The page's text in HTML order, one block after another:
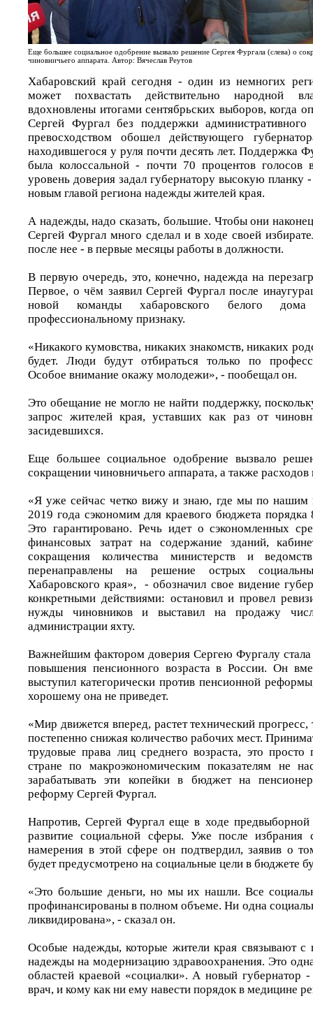
Еще большее социальное одобрение вызвало решение Сергея Фургала (слева) о
чиновничьего аппарата. Автор: Вячеслав Реутов
Хабаровский край сегодня - один из немногих
может похвастать действительно народной
вдохновлены итогами сентябрьских выборов, когда
Сергей Фургал без поддержки
превосходством обошел действующего
находившегося у руля почти десять лет. Поддержка
была колоссальной - почти 70 процентов голосов
уровень доверия задал губернатору высокую планку
новым главой региона надежды жителей края.
А надежды, надо сказать, большие. Чтобы они
Сергей Фургал много сделал и в ходе своей
после нее - в первые месяцы работы в должности.
В первую очередь, это, конечно, надежда на
Первое, о чём заявил Сергей Фургал после
новой команды хабаровского белого
профессиональному признаку.
«Никакого кумовства, никаких знакомств, никаких
будет. Люди будут отбираться только по
Особое внимание окажу молодежи», - пообещал он.
Это обещание не могло не найти поддержку,
запрос жителей края, уставших как раз от
засидевшихся.
Еще большее социальное одобрение вызвало
сокращении чиновничьего аппарата, а также
«Я уже сейчас четко вижу и знаю, где мы по нашим
2019 года сэкономим для краевого бюджета
Это гарантировано. Речь идет о сэкономленных
финансовых затрат на содержание зданий,
сокращения количества министерств и
перенаправлены на решение острых
Хабаровского края», - обозначил свое видение
конкретными действиями: остановил и провел
нужды чиновников и выставил на продажу
администрации яхту.
Важнейшим фактором доверия Сергею Фургалу стала
повышения пенсионного возраста в России. Он
выступил категорически против пенсионной
хорошему она не приведет.
«Мир движется вперед, растет технический прогресс,
постепенно снижая количество рабочих мест.
трудовые права лиц среднего возраста, это просто
стране по макроэкономическим показателям не
зарабатывать эти копейки в бюджет на
реформу Сергей Фургал.
Напротив, Сергей Фургал еще в ходе предвыборной
развитие социальной сферы. Уже после избрания
намерения в этой сфере он подтвердил, заявив о
будет предусмотрено на социальные цели в бюджете
«Это большие деньги, но мы их нашли. Все
профинансированы в полном объеме. Ни одна
ликвидирована», - сказал он.
Особые надежды, которые жители края связывают с
надежды на модернизацию здравоохранения. Это
областей краевой «социалки». А новый губернатор
врач, и кому как ни ему навести порядок в медицине